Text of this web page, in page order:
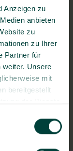
Anzeigen zu
anbieten
zu
zu Ihrer
Partner für
weiter. Unsere
mit
bereitgestellt